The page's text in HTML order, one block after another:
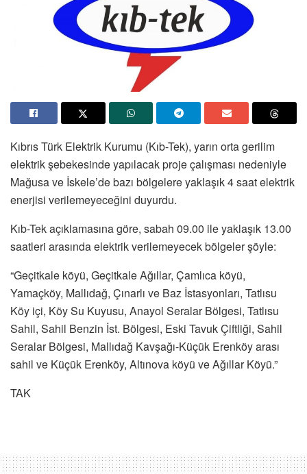
Kıbrıs Türk Elektrik Kurumu (Kıb-Tek), yarın orta gerilim
elektrik şebekesinde yapılacak proje çalışması nedeniyle
Mağusa ve İskele’de bazı bölgelere yaklaşık 4 saat elektrik
enerjisi verilemeyeceğini duyurdu.
Kıb-Tek açıklamasına göre, sabah 09.00 ile yaklaşık 13.00
saatleri arasında elektrik verilemeyecek bölgeler şöyle:
“Geçitkale köyü, Geçitkale Ağıllar, Çamlıca köyü,
Yamaçköy, Mallıdağ, Çınarlı ve Baz İstasyonları, Tatlısu
Köy içi, Köy Su Kuyusu, Anayol Seralar Bölgesi, Tatlısu
Sahil, Sahil Benzin İst. Bölgesi, Eski Tavuk Çiftliği, Sahil
Seralar Bölgesi, Mallıdağ Kavşağı-Küçük Erenköy arası
sahil ve Küçük Erenköy, Altınova köyü ve Ağıllar Köyü.”
TAK